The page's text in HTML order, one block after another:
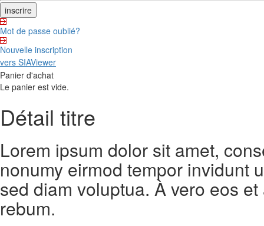
Mot de passe oublié?
Nouvelle inscription
vers SIAViewer
Panier d'achat
Le panier est vide.
Détail titre
Lorem ipsum dolor sit amet,
nonumy eirmod tempor invidunt
sed diam voluptua. À vero eos
rebum.